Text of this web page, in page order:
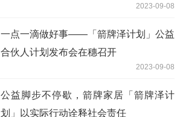
2023-09-08
一点一滴做好事——「箭牌泽计划」公益
合伙人计划发布会在穗召开
2023-09-08
公益脚步不停歇，箭牌家居「箭牌泽计
划」以实际行动诠释社会责任